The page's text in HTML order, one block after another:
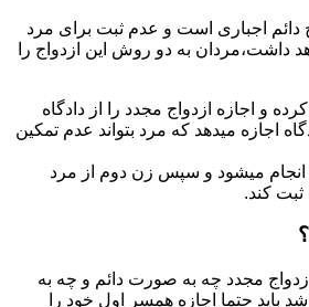
دائم اجباری است و عدم ثبت برای مرد
داشت،مردان به دو روش این ازدواج را
و اجازه ازدواج مجدد را از دادگاه
اجازه میدهد که مرد بتواند عدم تمکین
انجام میشود و سپس زن دوم از مرد
ثبت کند.
مجدد چه به صورت دائم و چه به
باید حتما اجازه همسر اول خود را